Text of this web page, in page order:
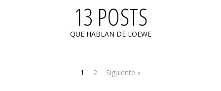
13 POSTS
QUE HABLAN DE LOEWE
1 2 Siguiente »